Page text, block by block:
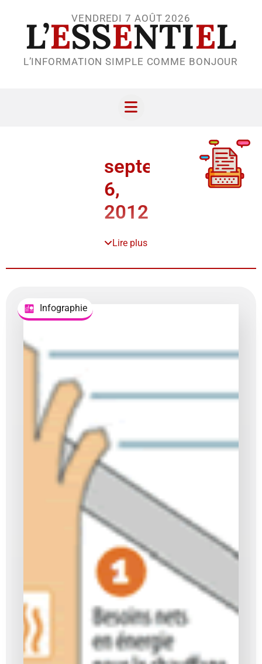
VENDREDI 7 AOÛT 2026
L’ESSENTIEL
L’INFORMATION SIMPLE COMME BONJOUR
septembre
6,
2012
Lire plus
Infographie